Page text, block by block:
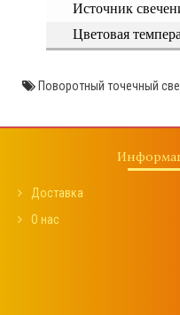
Источник
Цветовая
Поворотный точечный
Доставка
О нас